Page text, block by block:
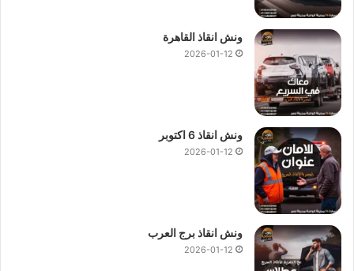
ونش انقاذ القاهرة
2026-01-12
ونش انقاذ 6 اكتوبر
2026-01-12
ونش انقاذ برج العرب
2026-01-12